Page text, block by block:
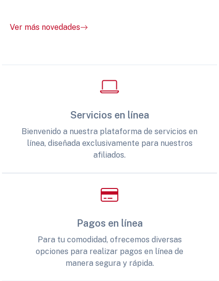
Ver más novedades
Servicios en línea
Bienvenido a nuestra plataforma de servicios en
línea, diseñada exclusivamente para nuestros
afiliados.
Pagos en línea
Para tu comodidad, ofrecemos diversas
opciones para realizar pagos en línea de
manera segura y rápida.